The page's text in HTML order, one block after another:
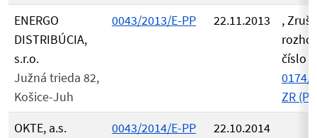
ENERGO
DISTRIBÚCIA,
s.r.o.
Južná trieda 82,
Košice-Juh
0043/2013/E-PP 22.11.2013
,
číslo
0174/
ZR
OKTE, a.s.
0043/2014/E-PP 22.10.2014